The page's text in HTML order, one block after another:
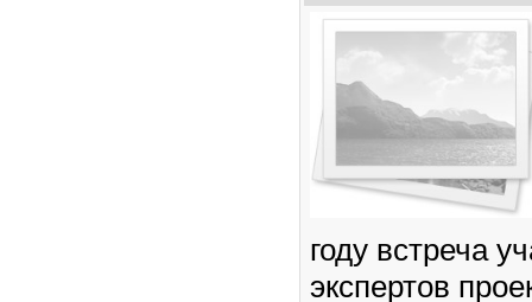
году встреча
экспертов